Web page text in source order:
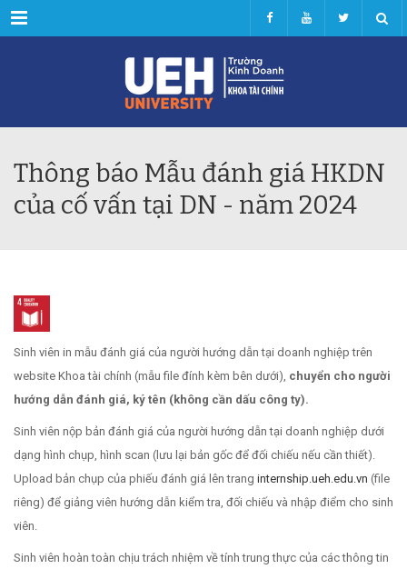
Menu
Thông báo Mẫu đánh giá HKDN
của cố vấn tại DN - năm 2024
Sinh viên in mẫu đánh giá của người hướng dẫn tại doanh nghiệp trên
website Khoa tài chính (mẫu file đính kèm bên dưới), chuyển cho người
hướng dẫn đánh giá, ký tên (không cần dấu công ty).
Sinh viên nộp bản đánh giá của người hướng dẫn tại doanh nghiệp dưới
dạng hình chụp, hình scan (lưu lại bản gốc để đối chiếu nếu cần thiết).
Upload bản chụp của phiếu đánh giá lên trang internship.ueh.edu.vn (file
riêng) để giảng viên hướng dẫn kiểm tra, đối chiếu và nhập điểm cho sinh
viên.
Sinh viên hoàn toàn chịu trách nhiệm về tính trung thực của các thông tin